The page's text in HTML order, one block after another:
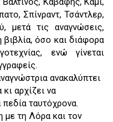
Σπίνραντ, Τσάντλερ,
μετά τις αναγνώσεις,
όσο και διάφορα
ενώ γίνεται
ανακαλύπτει
αρχίζει να
ταυτόχρονα.
με τη Λόρα και τον